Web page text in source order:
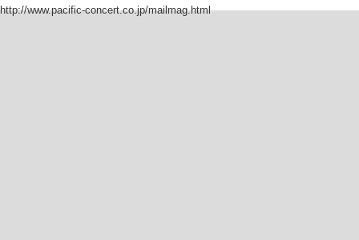
http://www.pacific-concert.co.jp/mailmag.html